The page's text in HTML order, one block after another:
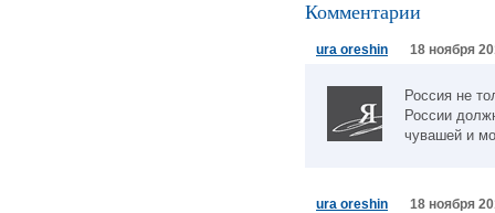
Комментарии
ura oreshin 18 ноября
Россия не
России
чувашей и
ura oreshin 18 ноября